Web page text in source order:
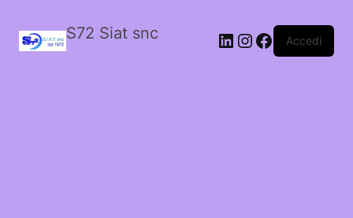
S72 Siat snc LinkedIn
Instagram
Facebook
Accedi